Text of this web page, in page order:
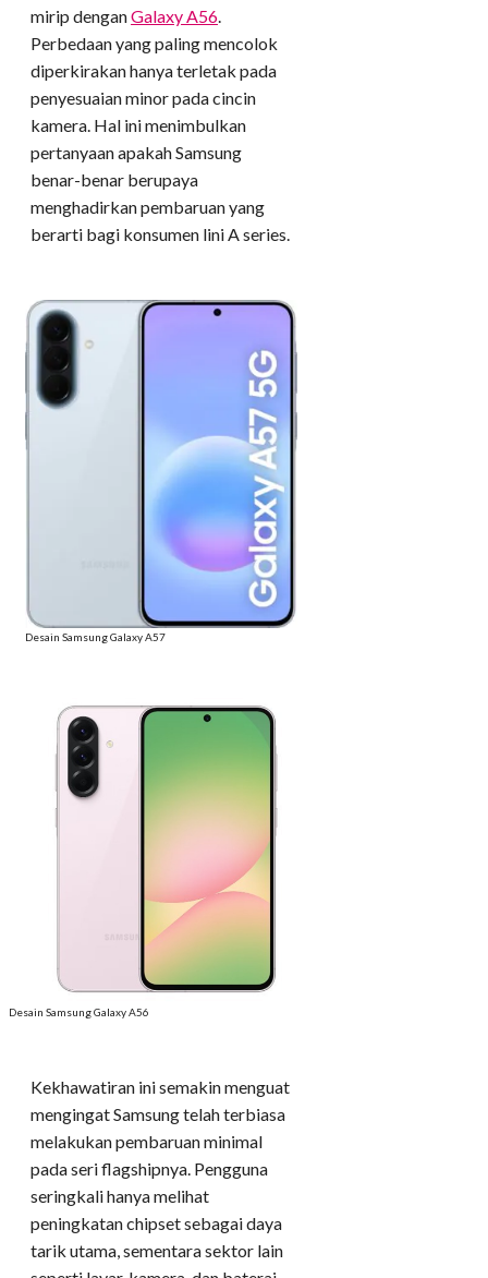
mirip denganGalaxy A56.
Perbedaan yang paling mencolok
diperkirakan hanya terletak pada
penyesuaian minor pada cincin
kamera. Hal ini menimbulkan
pertanyaan apakah Samsung
benar-benar berupaya
menghadirkan pembaruan yang
berarti bagi konsumen lini A series.
Desain Samsung Galaxy A57
Desain Samsung Galaxy A56
Kekhawatiran ini semakin menguat
mengingat Samsung telah terbiasa
melakukan pembaruan minimal
pada seri flagshipnya. Pengguna
seringkali hanya melihat
peningkatan chipset sebagai daya
tarik utama, sementara sektor lain